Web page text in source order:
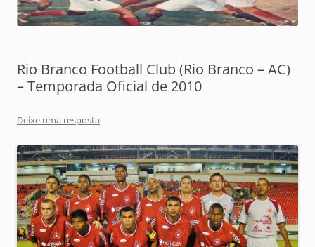
Rio Branco Football Club (Rio Branco – AC)
– Temporada Oficial de 2010
Deixe uma resposta